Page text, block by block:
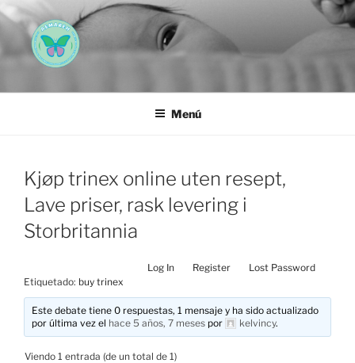
Saltar
al
contenido
AEMAREH
Menú
Kjøp trinex online uten resept,
Lave priser, rask levering i
Storbritannia
Log In Register
Lost Password
Etiquetado: buy trinex
Este debate tiene 0 respuestas, 1 mensaje y ha sido actualizado
por última vez el hace 5 años, 7 meses por kelvincy.
Viendo 1 entrada (de un total de 1)